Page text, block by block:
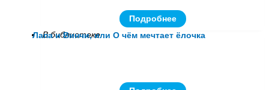
Подробнее
В библиотеке
Лапа и Винчи, или О чём мечтает ёлочка